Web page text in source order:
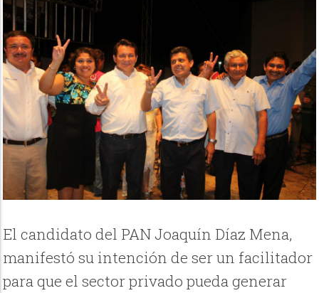
El candidato del PAN Joaquín Díaz Mena,
manifestó su intención de ser un facilitador
para que el sector privado pueda generar